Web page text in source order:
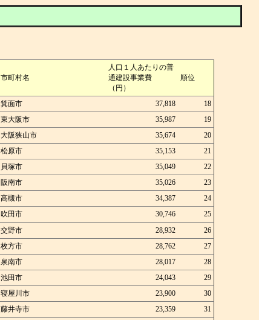
市町村名
人口１人あたりの普
通建設事業費
（円）
順位
箕面市 37,818
18
東大阪市 35,987
19
大阪狭山市 35,674
20
松原市 35,153
21
貝塚市 35,049
22
阪南市 35,026
23
高槻市 34,387
24
吹田市 30,746
25
交野市 28,932
26
枚方市 28,762
27
泉南市 28,017
28
池田市 24,043
29
寝屋川市 23,900
30
藤井寺市 23,359
31